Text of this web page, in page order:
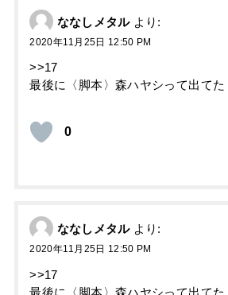
ななしメタル より:
2020年11月25日 12:50 PM
>>17
最後に〈脚本〉森ハヤシって出てた
0
ななしメタル より:
2020年11月25日 12:50 PM
>>17